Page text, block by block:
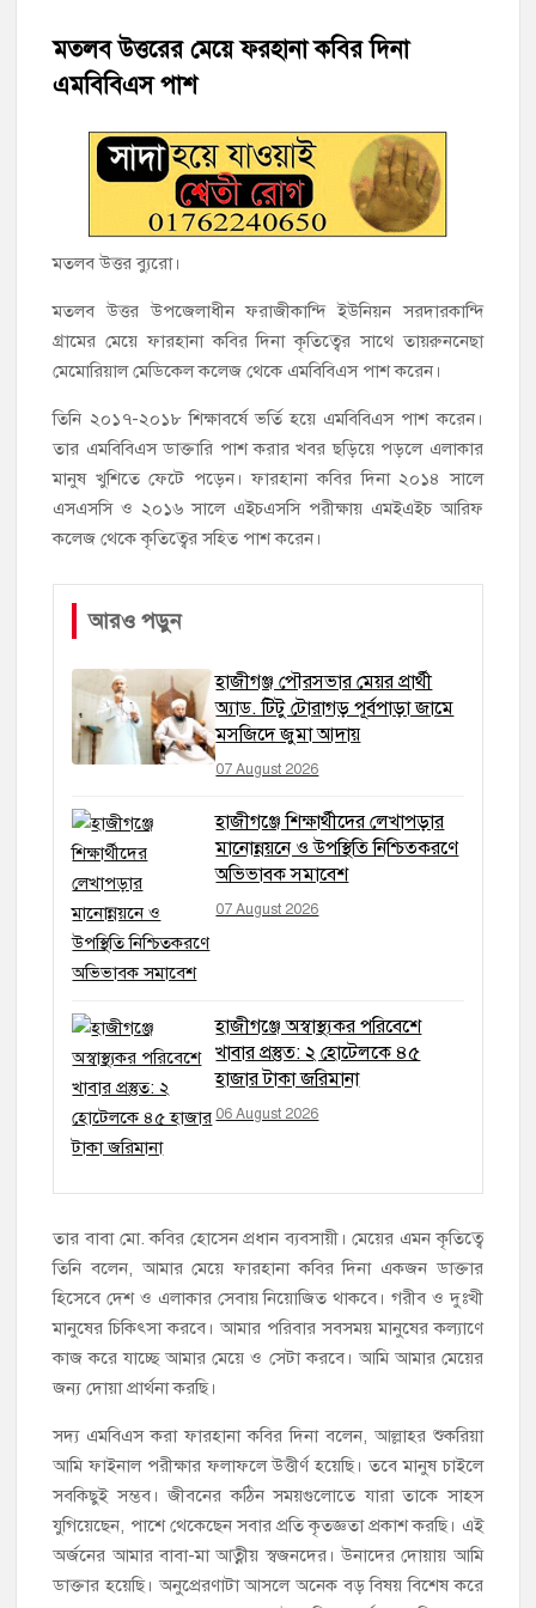
হাজীগঞ্জে ৬ বছরের শিশুকে ধর্ষণের অভিযোগে কেয়ারটেকার আটক
হাজীগঞ্জের রাজারগাঁও উবিতে জুলাই গণঅভ্যুত্থান দিবস পালন
হাজীগঞ্জ সরকারি মডেল পাইলট হাই স্কুল অ্যান্ড কলেজে ‘জুলাই
গণঅভ্যুত্থান দিবস’ পালিত
‘জনগণের ভোটে নির্বাচিত হয়ে ফরিদগঞ্জের উন্নয়নে কাজ করছি’ :
আলহাজ্ব এমএ হান্নান এমপি
নৌ পুলিশ ফাঁড়ির নাকের ডগায় কারেন্ট জালের দাপট, মতলবে প্রকাশ্যে
নিষিদ্ধ জাল মেরামত ও মাছ শিকার
অঙ্গীকারাবদ্ধ’
মতলব উত্তরে সোনালী লাইফ ইন্সুইরেন্স কোম্পানী লিমিটেডের মরণোত্তর
চেক বিতরণ
মতলব উত্তরের মেয়ে ফরহানা কবির দিনা
এমবিবিএস পাশ
মতলব উত্তর ব্যুরো।
মতলব উত্তর উপজেলাধীন ফরাজীকান্দি ইউনিয়ন সরদারকান্দি
গ্রামের মেয়ে ফারহানা কবির দিনা কৃতিত্বের সাথে তায়রুননেছা
মেমোরিয়াল মেডিকেল কলেজ থেকে এমবিবিএস পাশ করেন।
তিনি ২০১৭-২০১৮ শিক্ষাবর্ষে ভর্তি হয়ে এমবিবিএস পাশ করেন।
তার এমবিবিএস ডাক্তারি পাশ করার খবর ছড়িয়ে পড়লে এলাকার
মানুষ খুশিতে ফেটে পড়েন। ফারহানা কবির দিনা ২০১৪ সালে
এসএসসি ও ২০১৬ সালে এইচএসসি পরীক্ষায় এমইএইচ আরিফ
কলেজ থেকে কৃতিত্বের সহিত পাশ করেন।
আরও পড়ুন
হাজীগঞ্জ পৌরসভার মেয়র প্রার্থী
অ্যাড. টিটু টোরাগড় পূর্বপাড়া জামে
মসজিদে জুমা আদায়
07 August 2026
হাজীগঞ্জে শিক্ষার্থীদের লেখাপড়ার
মানোন্নয়নে ও উপস্থিতি নিশ্চিতকরণে
অভিভাবক সমাবেশ
07 August 2026
হাজীগঞ্জে অস্বাস্থ্যকর পরিবেশে
খাবার প্রস্তুত: ২ হোটেলকে ৪৫
হাজার টাকা জরিমানা
06 August 2026
তার বাবা মো. কবির হোসেন প্রধান ব্যবসায়ী। মেয়ের এমন কৃতিত্বে
তিনি বলেন, আমার মেয়ে ফারহানা কবির দিনা একজন ডাক্তার
হিসেবে দেশ ও এলাকার সেবায় নিয়োজিত থাকবে। গরীব ও দুঃখী
মানুষের চিকিৎসা করবে। আমার পরিবার সবসময় মানুষের কল্যাণে
কাজ করে যাচ্ছে আমার মেয়ে ও সেটা করবে। আমি আমার মেয়ের
জন্য দোয়া প্রার্থনা করছি।
সদ্য এমবিএস করা ফারহানা কবির দিনা বলেন, আল্লাহর শুকরিয়া
আমি ফাইনাল পরীক্ষার ফলাফলে উত্তীর্ণ হয়েছি। তবে মানুষ চাইলে
সবকিছুই সম্ভব। জীবনের কঠিন সময়গুলোতে যারা তাকে সাহস
যুগিয়েছেন, পাশে থেকেছেন সবার প্রতি কৃতজ্ঞতা প্রকাশ করছি। এই
অর্জনের আমার বাবা-মা আত্নীয় স্বজনদের। উনাদের দোয়ায় আমি
ডাক্তার হয়েছি। অনুপ্রেরণাটা আসলে অনেক বড় বিষয় বিশেষ করে